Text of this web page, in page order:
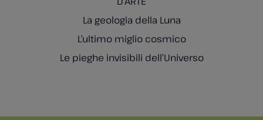
La geologia della Luna
L’ultimo miglio cosmico
Le pieghe invisibili dell’Universo